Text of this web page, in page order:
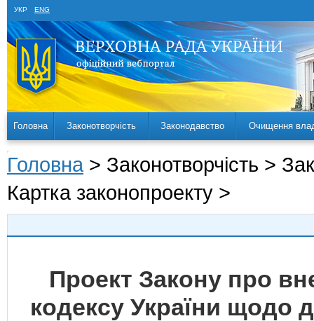
УКР ENG
Головна Законотворчість Законодавство Очищення
Головна > Законотворчість >
Картка законопроекту >
Проект Закону про
кодексу України щодо